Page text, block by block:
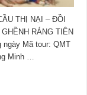
THỊ NẠI – ĐỒI
RÁNG TIÊN
Mã tour: QMT
Minh …